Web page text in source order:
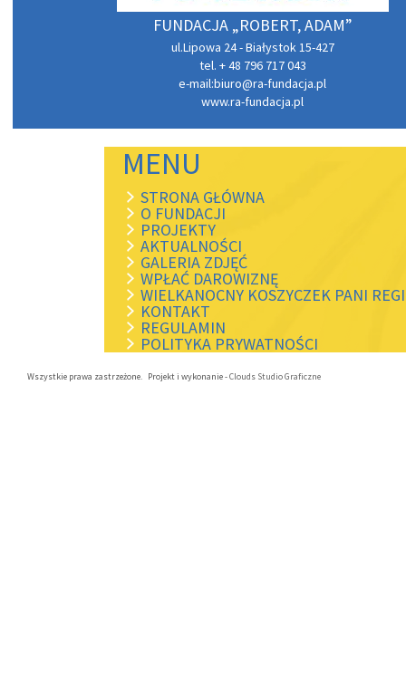
FUNDACJA „ROBERT, ADAM”
ul.Lipowa 24 - Białystok 15-427
tel. + 48 796 717 043
e-mail:biuro@ra-fundacja.pl
www.ra-fundacja.pl
MENU
STRONA GŁÓWNA
O FUNDACJI
PROJEKTY
AKTUALNOŚCI
GALERIA ZDJĘĆ
WPŁAĆ DAROWIZNĘ
WIELKANOCNY KOSZYCZEK PANI
KONTAKT
REGULAMIN
POLITYKA PRYWATNOŚCI
Wszystkie prawa zastrzeżone. Projekt i wykonanie -Clouds Studio Graficzne